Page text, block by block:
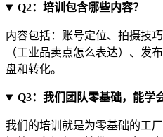
Q2：培训包含哪些内容？
内容包括：账号定位、拍摄技
（工业品卖点怎么表达）、发
盘和转化。
Q3：我们团队零基础，能学
我们的培训就是为零基础的工